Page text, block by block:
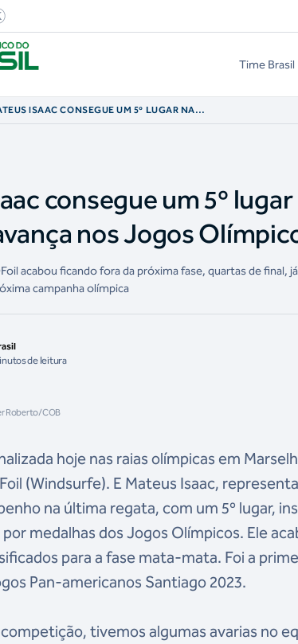
Time Brasil
ISAAC CONSEGUE UM 5º LUGAR NA
consegue um 5º
nos Jogos
acabou ficando fora da próxima fase, quartas de final,
campanha olímpica
de leitura
Roberto/COB
hoje nas raias olímpicas em
(Windsurfe). E Mateus Isaac,
na última regata, com um 5º lugar,
medalhas dos Jogos Olímpicos. Ele
para a fase mata-mata. Foi a
Pan-americanos Santiago 2023.
competição, tivemos algumas avarias no